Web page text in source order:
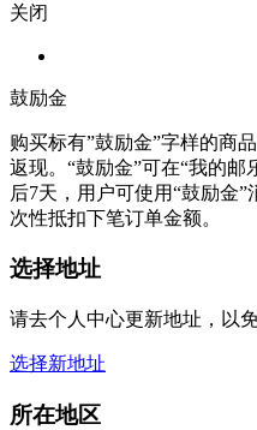
关闭
鼓励金
购买标有”鼓励金”字样的商
返现。“鼓励金”可在“我的邮
后7天，用户可使用“鼓励金
次性抵扣下笔订单金额。
选择地址
请去个人中心更新地址，以
选择新地址
所在地区